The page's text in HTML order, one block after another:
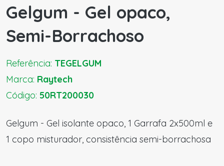
Gelgum - Gel opaco,
Semi-Borrachoso
Referência: TEGELGUM
Marca: Raytech
Código: 50RT200030
Gelgum - Gel isolante opaco, 1 Garrafa 2x500ml e
1 copo misturador, consistência semi-borrachosa